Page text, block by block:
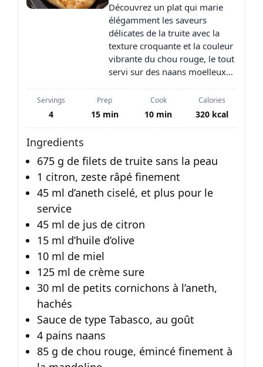
Découvrez un plat qui marie
élégamment les saveurs
délicates de la truite avec la
texture croquante et la couleur
vibrante du chou rouge, le tout
servi sur des naans moelleux…
Servings
4
Prep
15 min
Cook
10 min
Calories
320 kcal
Ingredients
675 g de filets de truite sans la peau
1 citron, zeste râpé finement
45 ml d’aneth ciselé, et plus pour le
service
45 ml de jus de citron
15 ml d’huile d’olive
10 ml de miel
125 ml de crème sure
30 ml de petits cornichons à l’aneth,
hachés
Sauce de type Tabasco, au goût
4 pains naans
85 g de chou rouge, émincé finement à